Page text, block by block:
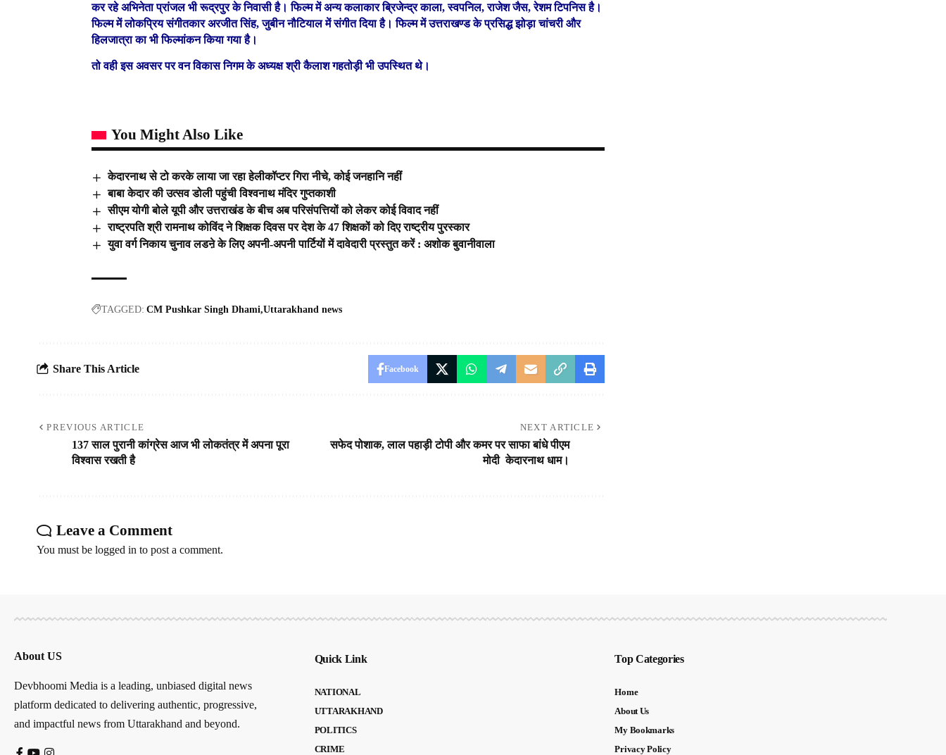
कर रहे अभिनेता प्रांजल भी रूद्रपुर के निवासी है। फिल्म में अन्य कलाकार ब्रिजेन्द्र काला, स्वपनिल, राजेश जैस, रेशम टिपनिस है।
फिल्म में लोकप्रिय संगीतकार अरजीत सिंह, जुबीन नौटियाल में संगीत दिया है। फिल्म में उत्तराखण्ड के प्रसिद्ध झोड़ा चांचरी और
हिलजात्रा का भी फिल्मांकन किया गया है।
तो वही इस अवसर पर वन विकास निगम के अध्यक्ष श्री कैलाश गहतोड़ी भी उपस्थित थे।
You Might Also Like
केदारनाथ से टो करके लाया जा रहा हेलीकॉप्टर गिरा नीचे, कोई जनहानि नहीं
बाबा केदार की उत्सव डोली पहुंची विश्वनाथ मंदिर गुप्तकाशी
सीएम योगी बोले यूपी और उत्तराखंड के बीच अब परिसंपत्तियों को लेकर कोई विवाद नहीं
राष्ट्रपति श्री रामनाथ कोविंद ने शिक्षक दिवस पर देश के 47 शिक्षकों को दिए राष्ट्रीय पुरस्कार
युवा वर्ग निकाय चुनाव लडऩे के लिए अपनी-अपनी पार्टियों में दावेदारी प्रस्तुत करें : अशोक बुवानीवाला
TAGGED: CM Pushkar Singh Dhami Uttarakhand news
Share This Article Facebook
PREVIOUS ARTICLE
137 साल पुरानी कांग्रेस आज भी लोकतंत्र में अपना पूरा
विश्वास रखती है
NEXT ARTICLE
सफेद पोशाक, लाल पहाड़ी टोपी और कमर पर साफा बांधे पीएम
मोदी केदारनाथ धाम।
Leave a Comment
You must be logged in to post a comment.
About US
Devbhoomi Media is a leading, unbiased digital news
platform dedicated to delivering authentic, progressive,
and impactful news from Uttarakhand and beyond.
Quick Link
NATIONAL
UTTARAKHAND
POLITICS
CRIME
Top Categories
Home
About Us
My Bookmarks
Privacy Policy